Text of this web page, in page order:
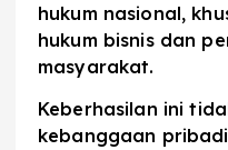
hukum nasional,
hukum bisnis dan
masyarakat.
Keberhasilan ini
kebanggaan